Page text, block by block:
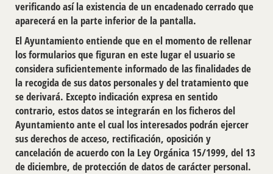
verificando así la existencia de un encadenado cerrado que
aparecerá en la parte inferior de la pantalla.
El Ayuntamiento entiende que en el momento de rellenar
los formularios que figuran en este lugar el usuario se
considera suficientemente informado de las finalidades de
la recogida de sus datos personales y del tratamiento que
se derivará. Excepto indicación expresa en sentido
contrario, estos datos se integrarán en los ficheros del
Ayuntamiento ante el cual los interesados podrán ejercer
sus derechos de acceso, rectificación, oposición y
cancelación de acuerdo con la Ley Orgánica 15/1999, del 13
de diciembre, de protección de datos de carácter personal.